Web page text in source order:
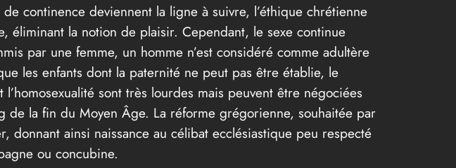
continence deviennent la ligne à suivre, l’éthique chrétienne
éliminant la notion de plaisir. Cependant, le sexe continue
par une femme, un homme n’est considéré comme adultère
les enfants dont la paternité ne peut pas être établie, le
sont très lourdes mais peuvent être négociées
de la fin du Moyen Âge. La réforme grégorienne, souhaitée par
ainsi naissance au célibat ecclésiastique peu respecté
ou concubine.